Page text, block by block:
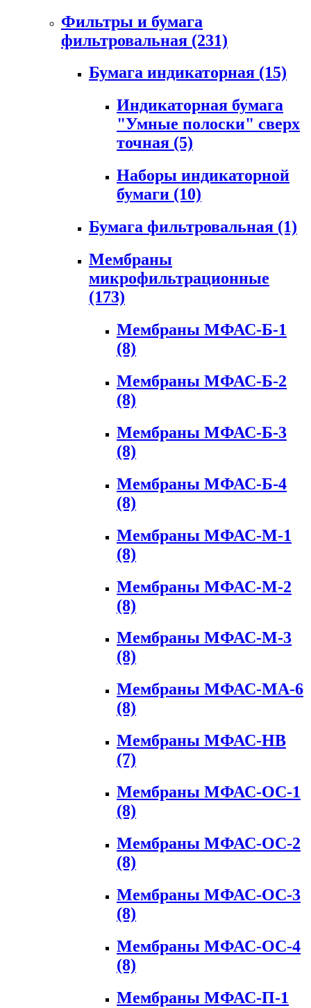
Фильтры и бумага
фильтровальная (231)
Бумага индикаторная (15)
Индикаторная бумага
"Умные полоски" сверх
точная (5)
Наборы индикаторной
бумаги (10)
Бумага фильтровальная (1)
Мембраны
микрофильтрационные
(173)
Мембраны МФАС-Б-1
(8)
Мембраны МФАС-Б-2
(8)
Мембраны МФАС-Б-3
(8)
Мембраны МФАС-Б-4
(8)
Мембраны МФАС-М-1
(8)
Мембраны МФАС-М-2
(8)
Мембраны МФАС-М-3
(8)
Мембраны МФАС-МА-6
(8)
Мембраны МФАС-НВ
(7)
Мембраны МФАС-ОС-1
(8)
Мембраны МФАС-ОС-2
(8)
Мембраны МФАС-ОС-3
(8)
Мембраны МФАС-ОС-4
(8)
Мембраны МФАС-П-1